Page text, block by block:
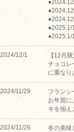
●2025.1/
●2025.1/
2024/12/1
【12月
チョコレ
に重なり
2024/11/29
フランシ
お年賀に
キを揃え
2024/11/26
冬の美味